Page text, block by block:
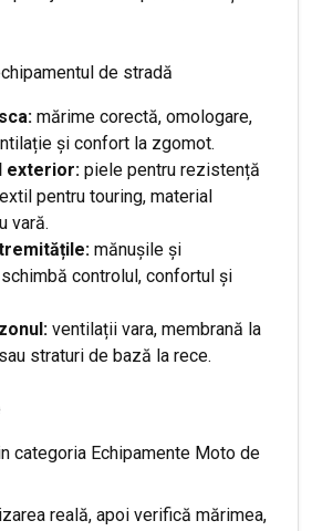
de stradă
mărime corectă, omologare,
și confort la zgomot.
exterior: piele pentru rezistență
pentru touring, material
vară.
mănușile și
controlul, confortul și
ventilații vara, membrană la
straturi de bază la rece.
categoria Echipamente Moto de
reală, apoi verifică mărimea,